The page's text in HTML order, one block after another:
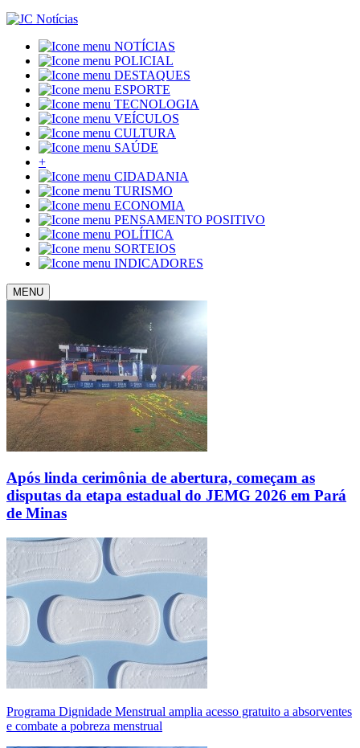
NOTÍCIAS
POLICIAL
DESTAQUES
ESPORTE
TECNOLOGIA
VEÍCULOS
CULTURA
SAÚDE
+
CIDADANIA
TURISMO
ECONOMIA
PENSAMENTO POSITIVO
POLÍTICA
SORTEIOS
INDICADORES
MENU
Após linda cerimônia de abertura, começam as
disputas da etapa estadual do JEMG 2026 em Pará
de Minas
Programa Dignidade Menstrual amplia acesso gratuito a absorventes
e combate a pobreza menstrual